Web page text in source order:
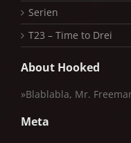
Serien
T23 – Time to Drei
About Hooked
»Blablabla, Mr.
Meta